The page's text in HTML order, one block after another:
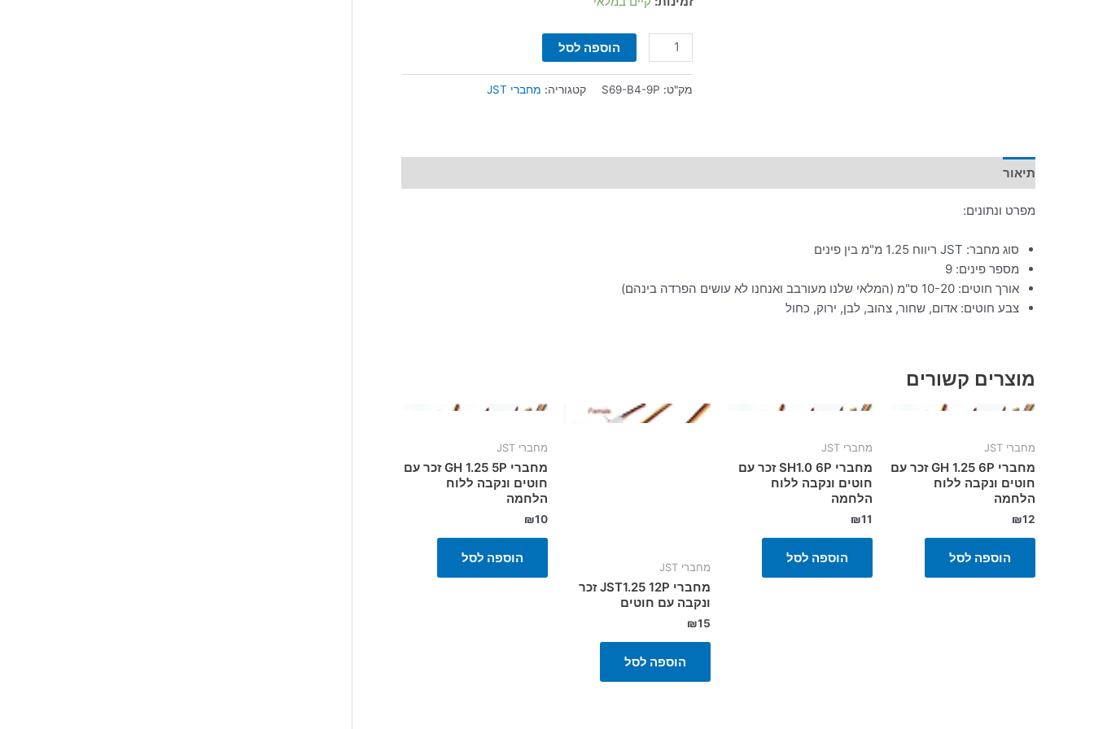
הוספה לסל
מק"ט: S69-B4-9P קטגוריה: מחברי JST
תיאור
מפרט ונתונים:
סוג מחבר: JST ריווח 1.25 מ"מ בין פינים
מספר פינים: 9
אורך חוטים: 10-20 ס"מ (המלאי שלנו מעורבב ואנחנו לא עושים הפרדה בינהם)
צבע חוטים: אדום, שחור, צהוב, לבן, ירוק, כחול
מוצרים קשורים
מחברי JST
מחברי GH 1.25 6P זכר עם
חוטים ונקבה ללוח
הלחמה
₪12
הוספה לסל
מחברי JST
מחברי SH1.0 6P זכר עם
חוטים ונקבה ללוח
הלחמה
₪11
הוספה לסל
מחברי JST
מחברי JST1.25 12P זכר
ונקבה עם חוטים
₪15
הוספה לסל
מחברי JST
מחברי GH 1.25 5P זכר עם
חוטים ונקבה ללוח
הלחמה
₪10
הוספה לסל